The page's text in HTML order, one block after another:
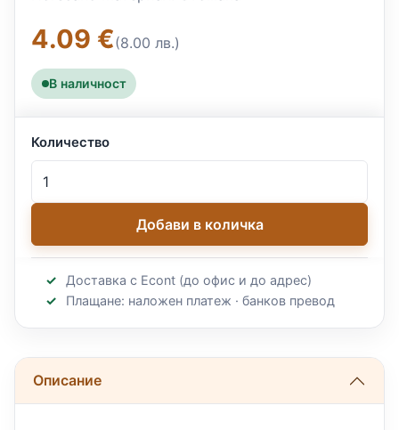
4.09 €(8.00 лв.)
В наличност
Количество
Добави в количка
Доставка с Econt (до офис и до адрес)
Плащане: наложен платеж · банков превод
Описание